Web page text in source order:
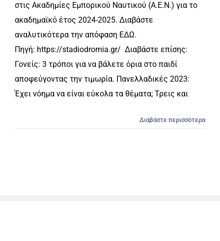
στις Ακαδημίες Εμπορικού Ναυτικού (Α.Ε.Ν.) για το
ακαδημαϊκό έτος 2024-2025. Διαβάστε
αναλυτικότερα την απόφαση ΕΔΩ.
Πηγή: https://stadiodromia.gr/ Διαβάστε επίσης:
Γονείς: 3 τρόποι για να βάλετε όρια στο παιδί
αποφεύγοντας την τιμωρία. Πανελλαδικές 2023:
Έχει νόημα να είναι εύκολα τα θέματα; Τρεις και
Διαβάστε περισσότερα